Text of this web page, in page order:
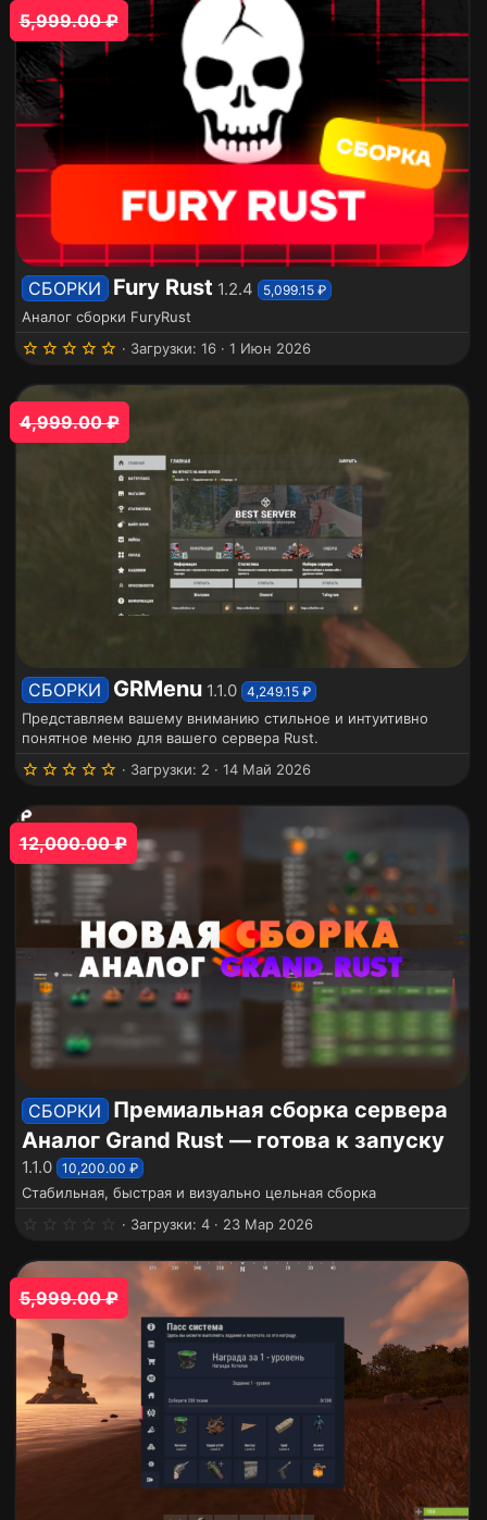
з
в
ё
СБОРКИ Fury Rust 1.2.4 5,099.15 ₽
5,999.00 ₽
Аналог сборки FuryRust
5
з
в
ё
з
д
Загрузки 16 1 Июн 2026
СБОРКИ GRMenu 1.1.0 4,249.15 ₽
4,999.00 ₽
Представляем вашему вниманию стильное и интуитивно
понятное меню для вашего сервера Rust.
5
з
в
Загрузки 2 14 Май 2026
СБОРКИ
Премиальная сборка сервера
Аналог Grand Rust — готова к запуску
1.1.0 10,200.00 ₽
12,000.00 ₽
Стабильная, быстрая и визуально цельная сборка
0
з
в
ё
Загрузки 4 23 Мар 2026
5,999.00 ₽